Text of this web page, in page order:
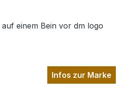
Infos zur Marke